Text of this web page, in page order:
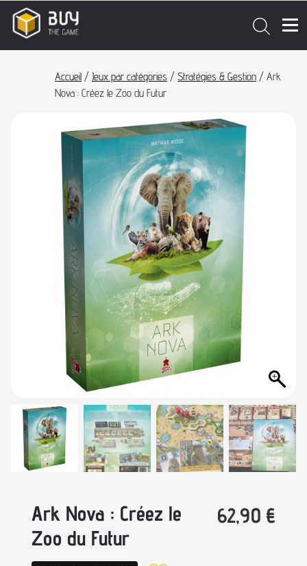
Accueil / Jeux par catégories / Stratégies & Gestion / Ark
Nova : Créez le Zoo du Futur
Ark Nova : Créez le
Zoo du Futur
62,90 €